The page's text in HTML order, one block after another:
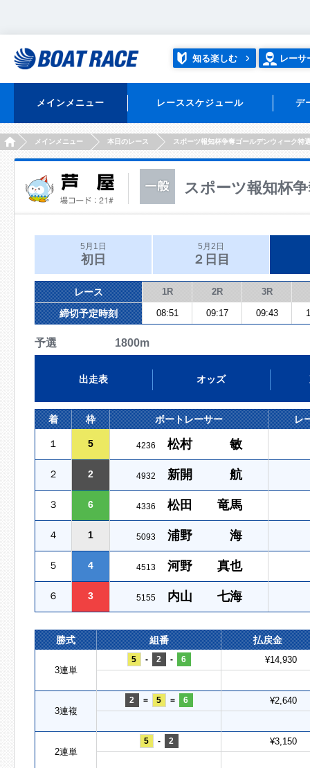
知る楽しむ レーサ
メインメニュー レーススケジュール デ
HOMEメインメニュー 本日のレース スポーツ報知杯争奪ゴールデンウィーク特
スポーツ報知杯
5月1日
初日
5月2日
２日目
レース 1R 2R 3R
締切予定時刻 08:51 09:17 09:43
予選 1800m
出走表 オッズ
着 枠 ボートレーサー レ
１ 5 4236 松村 敏
２ 2 4932 新開 航
３ 6 4336 松田 竜馬
４ 1 5093 浦野 海
５ 4 4513 河野 真也
６ 3 5155 内山 七海
勝式 組番 払戻金
3連単
5 - 2 - 6 ¥14,930
3連複
2 = 5 = 6 ¥2,640
2連単
5 - 2 ¥3,150